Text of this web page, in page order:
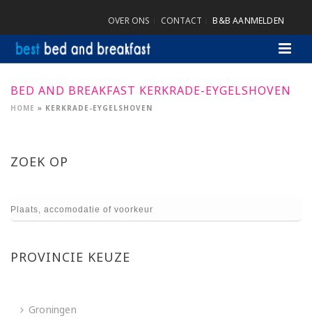
OVER ONS CONTACT B&B AANMELDEN
BED AND BREAKFAST KERKRADE-EYGELSHOVEN
HOME » KERKRADE-EYGELSHOVEN
ZOEK OP
PROVINCIE KEUZE
Groningen